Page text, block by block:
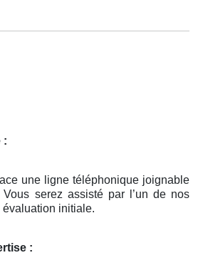
:
une ligne téléphonique joignable
serez assisté par l’un de nos
initiale.
: